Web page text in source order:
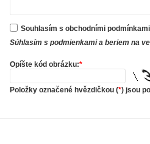
Souhlasím s obchodními podmínkami
Súhlasím s podmienkami a beriem na
Opíšte kód obrázku:*
Položky označené hvězdičkou (*) jsou